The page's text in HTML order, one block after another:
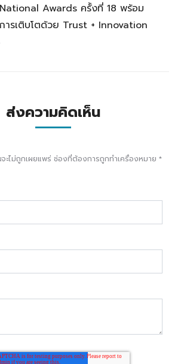
National Awards ครั้งที่ 18 พร้อม
ารเติบโตด้วย Trust + Innovation
ส่งความคิดเห็น
ไม่ถูกเผยแพร่ ช่องที่ต้องการถูกทำเครื่องหมาย *